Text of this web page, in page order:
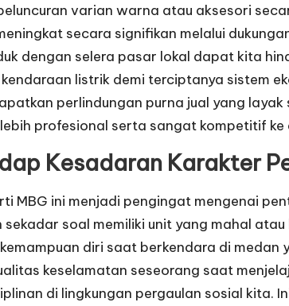
varian warna atau aksesori
secara signifikan melalui
dengan selera pasar lokal dapat kita
listrik demi terciptanya sistem
perlindungan purna jual yang
profesional serta sangat kompetitif ke
Kesadaran Karakter
MBG ini menjadi pengingat mengenai
soal memiliki unit yang mahal
diri saat berkendara di medan
keselamatan seseorang saat
di lingkungan pergaulan sosial kita.